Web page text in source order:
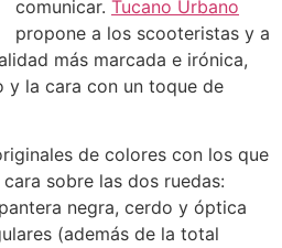
comunicar. Tucano Urbano
propone a los scooteristas y a
más marcada e irónica,
y la cara con un toque de
de colores con los que
sobre las dos ruedas:
negra, cerdo y óptica
(además de la total